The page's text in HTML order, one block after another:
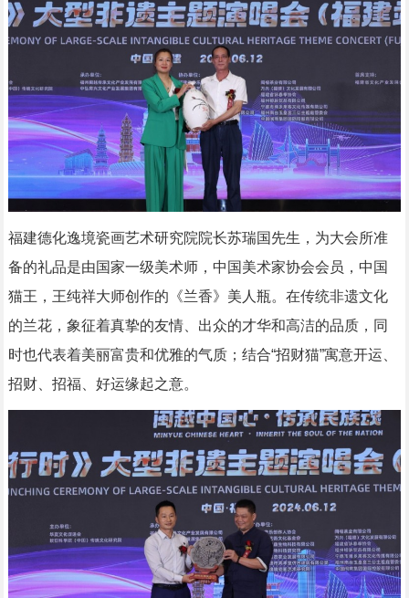
福建德化逸境瓷画艺术研究院院长苏瑞国先生，为大会所准
备的礼品是由国家一级美术师，中国美术家协会会员，中国
猫王，王纯祥大师创作的《兰香》美人瓶。在传统非遗文化
的兰花，象征着真挚的友情、出众的才华和高洁的品质，同
时也代表着美丽富贵和优雅的气质；结合“招财猫”寓意开运、
招财、招福、好运缘起之意。